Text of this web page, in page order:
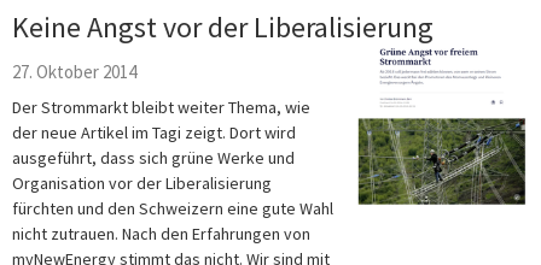
Inhalt:
Keine Angst vor der Liberalisierung
27. Oktober 2014
Der Strommarkt bleibt weiter Thema, wie
der neue Artikel im Tagi zeigt. Dort wird
ausgeführt, dass sich grüne Werke und
Organisation vor der Liberalisierung
fürchten und den Schweizern eine gute Wahl
nicht zutrauen. Nach den Erfahrungen von
myNewEnergy stimmt das nicht. Wir sind mit